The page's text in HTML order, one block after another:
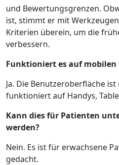
und Bewertungsgrenzen.
ist, stimmt er mit
Kriterien überein, um die
verbessern.
Funktioniert es auf mobilen
Ja. Die Benutzeroberfläche
funktioniert auf Handys,
Kann dies für Patienten
werden?
Nein. Es ist für erwachsene
gedacht.